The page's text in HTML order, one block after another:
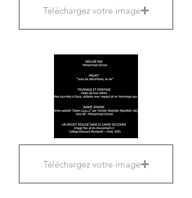
Téléchargez votre image
Téléchargez votre image